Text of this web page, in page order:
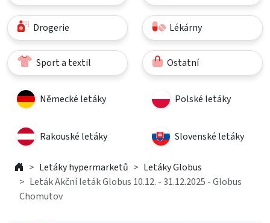
Drogerie Lékárny
Sport a textil Ostatní
Německé letáky Polské letáky
Rakouské letáky Slovenské letáky
Letáky hypermarketů
Letáky Globus
Leták Akční leták Globus 10.12. - 31.12.2025 - Globus
Chomutov